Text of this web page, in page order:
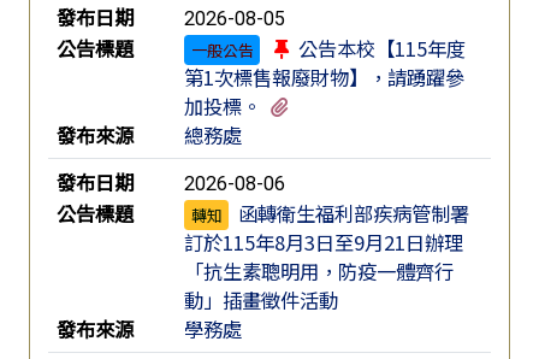
發布日期
2026-08-05
公告標題 一般公告
公告本校【115年度
第1次標售報廢財物】，請踴躍參
加投標。
發布來源
總務處
發布日期
2026-08-06
公告標題 轉知
函轉衛生福利部疾病管制署
訂於115年8月3日至9月21日辦理
「抗生素聰明用，防疫一體齊行
動」插畫徵件活動
發布來源
學務處